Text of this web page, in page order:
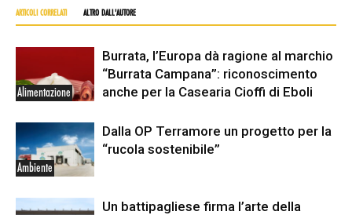
ARTICOLI CORRELATI ALTRO DALL'AUTORE
Alimentazione
Burrata, l’Europa dà ragione al marchio
“Burrata Campana”: riconoscimento
anche per la Casearia Cioffi di Eboli
Ambiente
Dalla OP Terramore un progetto per la
“rucola sostenibile”
Un battipagliese firma l’arte della